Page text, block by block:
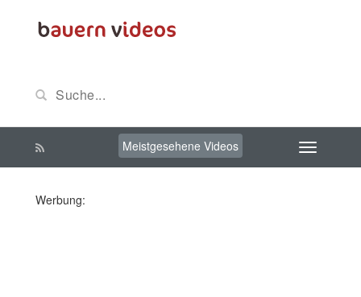
Meistgesehene Videos
Werbung: